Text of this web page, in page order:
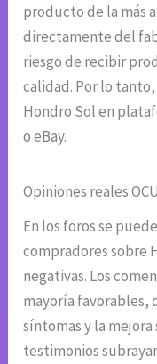
producto de la más
directamente del
riesgo de recibir
calidad. Por lo
Hondro Sol en
o eBay.
Opiniones reales
En los foros se
compradores sobre
negativas. Los
mayoría favorables,
síntomas y la
testimonios